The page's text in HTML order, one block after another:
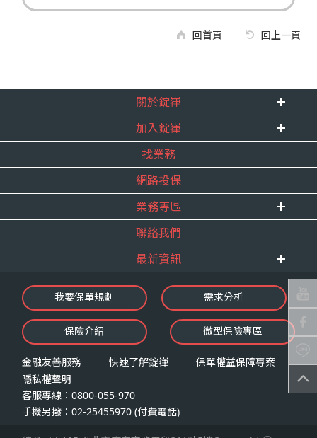
（四）方式：自動化機器或其他非自動化之方
四、當事人依個資法第三條規定得行使之權利及方
（一）當事人得行使之權利
台端就錠嵂公司向 台端所蒐集之個人資
料，得向錠嵂公司行使下列權利，除法令
另有規定或履行契約所必要外，錠嵂公司
查詢或請求閱覽。
請求製給複製本。
請求補充或更正。
請求停止蒐集、處理或利用。
請求刪除。
（二）當事人行使權利之方式
台端如欲行使上述權利時，得以書面方式
向錠嵂公司申請，申請書面送達地址：台
回首頁 回上一頁
關於錠嵂
企業資訊
重要事跡
得獎紀錄
服務宣言
合作夥伴
加入錠嵂
內勤招聘
精英招募
年度增員計畫
找業務
網路投保
業務專區
E 線資源網
聯絡我們
最新資訊
最新消息
錠嵂焦點
影音頻道
業務資源分享
我要保單規劃 需求分析
保險介紹 微型保險專區
金融友善服務 快速了解錠嵂
保單權益保障專案
隱私權聲明
客服專線：0800-055-970
手機另撥：02-25455970 (付費電話)